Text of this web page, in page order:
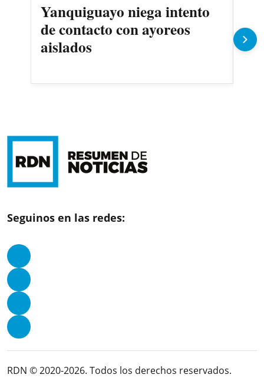
Yanquiguayo niega intento
de contacto con ayoreos
aislados
Seguinos en las redes:
RDN © 2020-2026. Todos los derechos reservados.